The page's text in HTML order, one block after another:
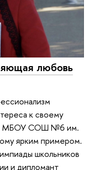
любовь
к своему
МБОУ СОШ №6 им.
ярким примером.
школьников
и дипломант